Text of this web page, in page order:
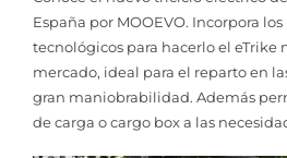
España por MOOEVO. Incorpora
tecnológicos para hacerlo el eTrike
mercado, ideal para el reparto en
gran maniobrabilidad. Además
de carga o cargo box a las